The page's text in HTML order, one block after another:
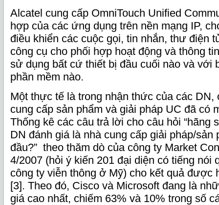
Alcatel cung cấp OmniTouch Unified
hợp của các ứng dụng trên nền mạng IP,
điều khiển các cuộc gọi, tin nhắn, thư điện
công cụ cho phối hợp hoạt động và thông
sử dụng bất cứ thiết bị đầu cuối nào và với
phần mềm nào.
Một thực tế là trong nhận thức của các DN,
cung cấp sản phẩm và giải pháp UC đã có
Thống kê các câu trả lời cho câu hỏi “hãng
DN đánh giá là nhà cung cấp giải pháp/sản
đầu?” theo thăm dò của công ty Market
4/2007 (hỏi ý kiến 201 đại diện có tiếng nói
công ty viễn thông ở Mỹ) cho kết quả được
[3]. Theo đó, Cisco và Microsoft đang là
giá cao nhất, chiếm 63% và 10% trong số